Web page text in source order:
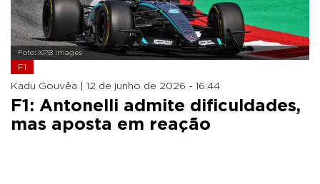
Foto: XPB Images
F1
Kadu Gouvêa | 12 de junho de 2026 - 16:44
F1: Antonelli admite dificuldades,
mas aposta em reação